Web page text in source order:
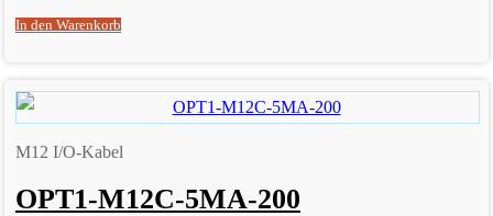
In den Warenkorb
M12 I/O-Kabel
OPT1-M12C-5MA-200